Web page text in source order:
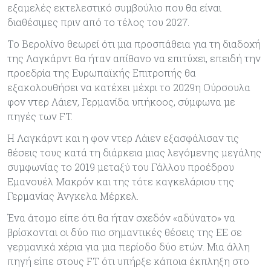
εξαμελές εκτελεστικό συμβούλιο που θα είναι
διαθέσιμες πριν από το τέλος του 2027.
Το Βερολίνο θεωρεί ότι μια προσπάθεια για τη διαδοχή
της Λαγκάρντ θα ήταν απίθανο να επιτύχει, επειδή την
προεδρία της Ευρωπαϊκής Επιτροπής θα
εξακολουθήσει να κατέχει μέχρι το 2029η Ούρσουλα
φον ντερ Λάιεν, Γερμανίδα υπήκοος, σύμφωνα με
πηγές των FT.
Η Λαγκάρντ και η φον ντερ Λάιεν εξασφάλισαν τις
θέσεις τους κατά τη διάρκεια μιας λεγόμενης μεγάλης
συμφωνίας το 2019 μεταξύ του Γάλλου προέδρου
Εμανουέλ Μακρόν και της τότε καγκελάριου της
Γερμανίας Άνγκελα Μέρκελ.
Ένα άτομο είπε ότι θα ήταν σχεδόν «αδύνατο» να
βρίσκονται οι δύο πιο σημαντικές θέσεις της ΕΕ σε
γερμανικά χέρια για μια περίοδο δύο ετών. Μια άλλη
πηγή είπε στους FT ότι υπήρξε κάποια έκπληξη στο